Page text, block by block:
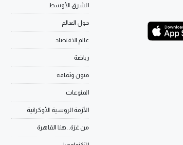
الشرق الأوسط
حول العالم
عالم الاقتصاد
رياضة
فنون وثقافة
المنوعات
الأزمة الروسية الأوكرانية
من غزة.. هنا القاهرة